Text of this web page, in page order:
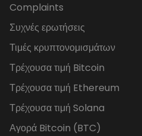
Complaints
Συχνές ερωτήσεις
Τιμές κρυπτονομισμάτων
Τρέχουσα τιμή Bitcoin
Τρέχουσα τιμή Ethereum
Τρέχουσα τιμή Solana
Αγορά Bitcoin (BTC)